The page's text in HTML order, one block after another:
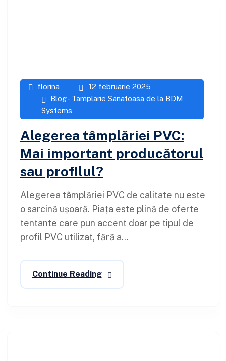
florina
12 februarie 2025
Blog - Tamplarie Sanatoasa de la BDM
Systems
Alegerea tâmplăriei PVC:
Mai important producătorul
sau profilul?
Alegerea tâmplăriei PVC de calitate nu este
o sarcină ușoară. Piața este plină de oferte
tentante care pun accent doar pe tipul de
profil PVC utilizat, fără a...
Continue Reading